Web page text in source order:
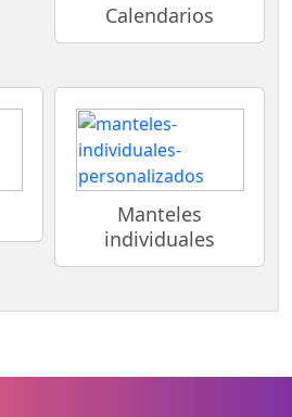
Calendarios
Manteles
individuales